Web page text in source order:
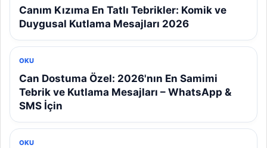
Canım Kızıma En Tatlı Tebrikler: Komik ve
Duygusal Kutlama Mesajları 2026
OKU
Can Dostuma Özel: 2026'nın En Samimi
Tebrik ve Kutlama Mesajları – WhatsApp &
SMS İçin
OKU